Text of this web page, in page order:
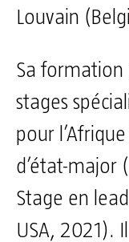
Louvain
Sa formation
stages
pour
d’état-major
Stage en
USA, 2021).